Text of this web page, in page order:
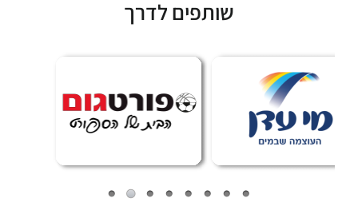
Subscribe
שותפים לדרך